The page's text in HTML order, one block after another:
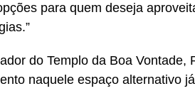
para quem deseja
do Templo da Boa Vontade,
naquele espaço alternativo